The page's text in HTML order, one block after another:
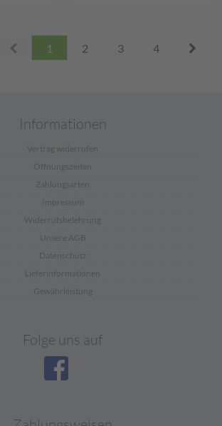
1 2 3 4
Informationen
Vertrag widerrufen
Öffnungszeiten
Zahlungsarten
Impressum
Widerrufsbelehrung
Unsere AGB
Datenschutz
Lieferinformationen
Gewährleistung
Folge uns auf